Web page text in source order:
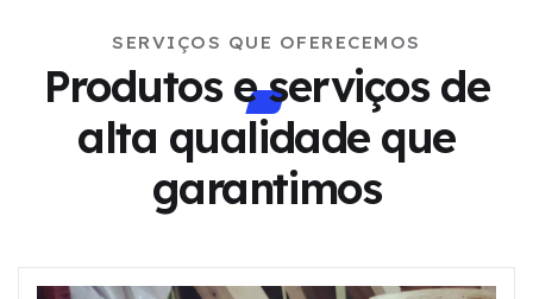
SERVIÇOS QUE OFERECEMOS
Produtos e serviços de
alta qualidadeque
garantimos